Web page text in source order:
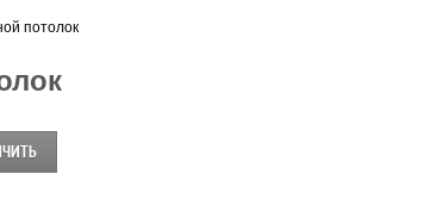
потолок